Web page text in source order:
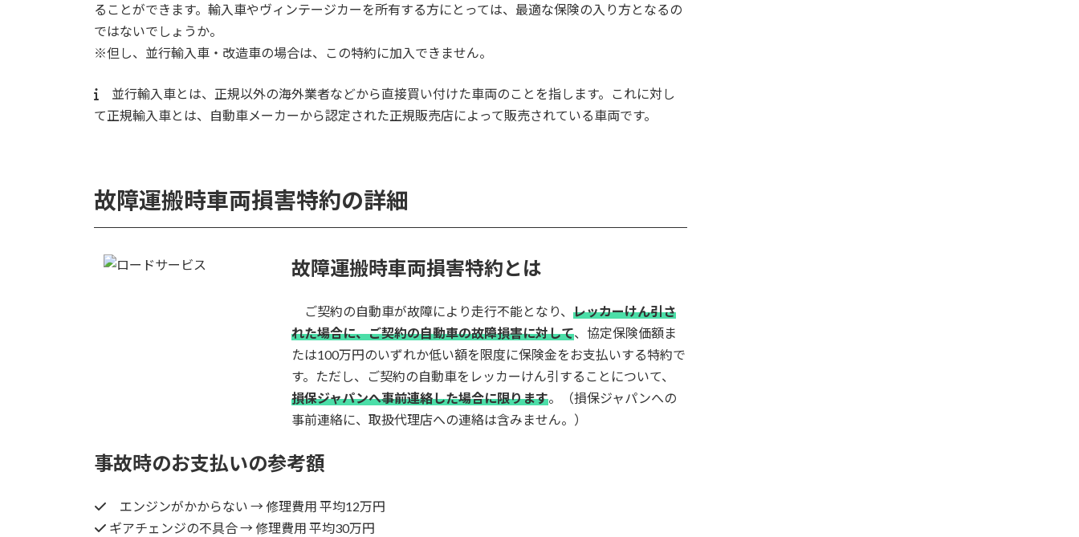
ることができます。輸入車やヴィンテージカーを所有する方にとっては、最適な保険の入り方となるの
ではないでしょうか。
※但し、並行輸入車・改造車の場合は、この特約に加入できません。
並行輸入車とは、正規以外の海外業者などから直接買い付けた車両のことを指します。これに対し
て正規輸入車とは、自動車メーカーから認定された正規販売店によって販売されている車両です。
故障運搬時車両損害特約の詳細
故障運搬時⾞両損害特約とは
ご契約の⾃動⾞が故障により⾛⾏不能となり、レッカーけん引さ
れた場合に、ご契約の⾃動⾞の故障損害に対して、協定保険価額ま
たは100万円のいずれか低い額を限度に保険⾦をお⽀払いする特約で
す。ただし、ご契約の⾃動⾞をレッカーけん引することについて、
損保ジャパンへ事前連絡した場合に限ります。（損保ジャパンへの
事前連絡に、取扱代理店への連絡は含みません。）
事故時のお⽀払いの参考額
エンジンがかからない → 修理費⽤ 平均12万円
ギアチェンジの不具合 → 修理費⽤ 平均30万円